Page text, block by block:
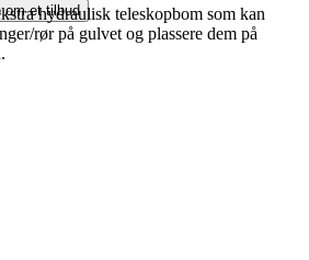
om et tilbud
hydraulisk teleskopbom som kan
rør på gulvet og plassere dem på